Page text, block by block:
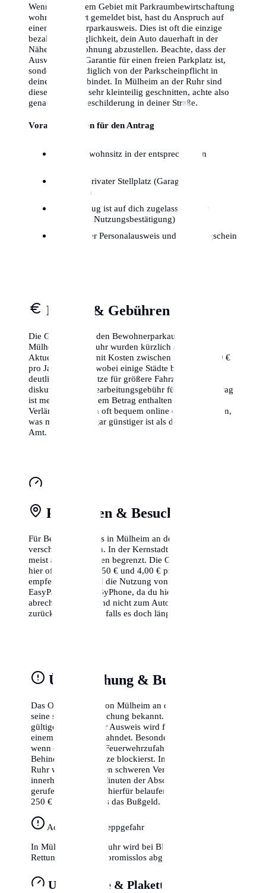
Wenn du in einem Gebiet mit Parkraumbewirtschaftung
wohnst and dort gemeldet bist, hast du Anspruch auf
einen Bewohnerparkausweis. Dies ist oft die einzige
bezahlbare Möglichkeit, dein Auto dauerhaft in der
Nähe deiner Wohnung abzustellen. Beachte, dass der
Ausweis keine Garantie für einen freien Parkplatz ist,
sondern dich lediglich von der Parkscheinpflicht in
deiner Zone entbindet. In Mülheim an der Ruhr sind
diese Zonen oft sehr kleinteilig geschnitten, achte also
genau auf die Beschilderung in deiner Straße.
Voraussetzungen für den Antrag
Hauptwohnsitz in der entsprechenden
Kein privater Stellplatz (Garage/Hof)
vorhanden
Fahrzeug ist auf dich zugelassen (oder
dauerhafte Nutzungsbestätigung)
Gültiger Personalausweis und Fahrzeugschein
Kosten & Gebühren
Die Gebühren für den Bewohnerparkausweis in
Mülheim an der Ruhr wurden kürzlich angepasst.
Aktuell musst du mit Kosten zwischen 30 € und 120 €
pro Jahr rechnen, wobei einige Städte bereits über
deutlich höhere Sätze für größere Fahrzeuge
diskutieren. Die Bearbeitungsgebühr für den Erstantrag
ist meistens in diesem Betrag enthalten. Eine
Verlängerung kann oft bequem online erledigt werden,
was manchmal sogar günstiger ist als der Gang zum
Amt.
Parkzonen & Besuchsparken
Für Besucher gibt es in Mülheim an der Ruhr
verschiedene Zonen. In der Kernstadt ist das Parken
meist auf 2-3 Stunden begrenzt. Die Gebühren liegen
hier oft zwischen 1,50 € und 4,00 € pro Stunde. Wir
empfehlen dringend die Nutzung von Park-Apps wie
EasyPark oder PayByPhone, da du hier minutengenau
abrechnen kannst und nicht zum Automaten
zurücklaufen musst, falls es doch länger dauert.
Überwachung & Bußgelder
Das Ordnungsamt von Mülheim an der Ruhr ist für
seine strikte Überwachung bekannt. Parken ohne
gültigen Schein oder Ausweis wird fast immer mit
einem Knöllchen geahndet. Besonders teuer wird es,
wenn du Radwege, Feuerwehrzufahrten oder
Behindertenparkplätze blockierst. In Mülheim an der
Ruhr wird bei solchen schweren Verstößen oft
innerhalb weniger Minuten der Abschleppdienst
gerufen. Die Kosten hierfür belaufen sich schnell auf
250 € bis 400 €, plus das Bußgeld.
Achtung Abschleppgefahr
In Mülheim an der Ruhr wird bei Blockaden von
Rettungswegen kompromisslos abgeschleppt.
Umweltzone & Plakette